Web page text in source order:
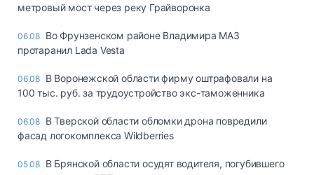
метровый мост через реку Грайворонка
06.08 Во Фрунзенском районе Владимира МАЗ
протаранил Lada Vesta
06.08 В Воронежской области фирму оштрафовали на
100 тыс. руб. за трудоустройство экс-таможенника
06.08 В Тверской области обломки дрона повредили
фасад логокомплекса Wildberries
05.08 В Брянской области осудят водителя, погубившего